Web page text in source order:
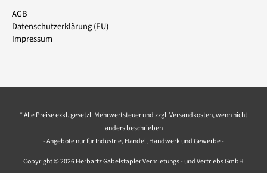
AGB
Datenschutzerklärung (EU)
Impressum
* Alle Preise exkl. gesetzl. Mehrwertsteuer und zzgl. Versandkosten, wenn nicht
anders beschrieben
- Angebote nur für Industrie, Handel, Handwerk und Gewerbe -
Copyright © 2026 Herbartz Gabelstapler Vermietungs - und Vertriebs GmbH